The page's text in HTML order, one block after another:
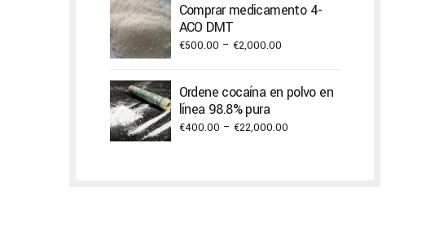
through
Comprar medicamento 4-
ACO DMT
€500.00 – €2,000.00Price
€500.00
through
€2,000.00
Ordene cocaína en polvo en
línea 98.8% pura
€400.00 – €22,000.00Price